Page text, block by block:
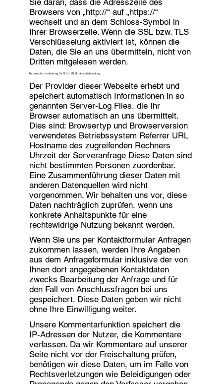
Browsers von „http://“ auf „https://“
wechselt und an dem Schloss-Symbol in
Ihrer Browserzeile. Wenn die SSL bzw. TLS
Verschlüsselung aktiviert ist, können die
Daten, die Sie an uns übermitteln, nicht von
Dritten mitgelesen werden.
Datenschutzerklärung für SSL-/TLS-Verschlüsselung
Der Provider dieser Webseite erhebt und
speichert automatisch Informationen in so
genannten Server-Log Files, die Ihr
Browser automatisch an uns übermittelt.
Dies sind: Browsertyp und Browserversion
verwendetes Betriebssystem Referrer URL
Hostname des zugreifenden Rechners
Uhrzeit der Serveranfrage Diese Daten sind
nicht bestimmten Personen zuordenbar.
Eine Zusammenführung dieser Daten mit
anderen Datenquellen wird nicht
vorgenommen. Wir behalten uns vor, diese
Daten nachträglich zuprüfen, wenn uns
konkrete Anhaltspunkte für eine
rechtswidrige Nutzung bekannt werden.
Wenn Sie uns per Kontaktformular Anfragen
zukommen lassen, werden Ihre Angaben
aus dem Anfrageformular inklusive der von
Ihnen dort angegebenen Kontaktdaten
zwecks Bearbeitung der Anfrage und für
den Fall von Anschlussfragen bei uns
gespeichert. Diese Daten geben wir nicht
ohne Ihre Einwilligung weiter.
Unsere Kommentarfunktion speichert die
IP-Adressen der Nutzer, die Kommentare
verfassen. Da wir Kommentare auf unserer
Seite nicht vor der Freischaltung prüfen,
benötigen wir diese Daten, um im Falle von
Rechtsverletzungen wie Beleidigungen oder